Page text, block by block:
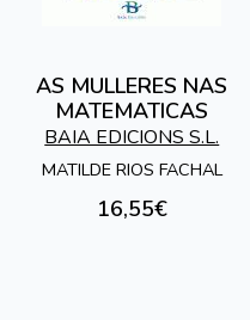
AS MULLERES NAS
MATEMATICAS
BAIA EDICIONS S.L.
MATILDE RIOS FACHAL
16,55€